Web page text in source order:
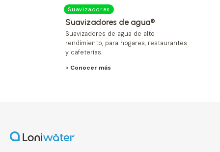
Suavizadores
Suavizadores de agua®
Suavizadores de agua de alto
rendimiento, para hogares, restaurantes
y cafeterías.
> Conocer más